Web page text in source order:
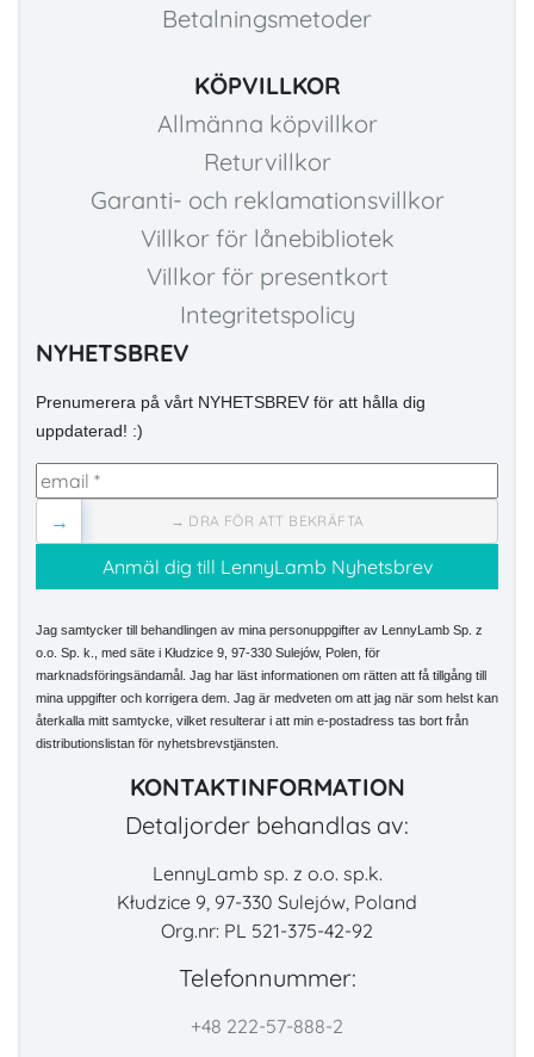
Betalningsmetoder
KÖPVILLKOR
Allmänna köpvillkor
Returvillkor
Garanti- och reklamationsvillkor
Villkor för lånebibliotek
Villkor för presentkort
Integritetspolicy
NYHETSBREV
Prenumerera på vårt NYHETSBREV för att hålla dig
uppdaterad! :)
→ DRA FÖR ATT BEKRÄFTA
→
Jag samtycker till behandlingen av mina personuppgifter av LennyLamb Sp. z
o.o. Sp. k., med säte i Kłudzice 9, 97-330 Sulejów, Polen, för
marknadsföringsändamål. Jag har läst informationen om rätten att få tillgång till
mina uppgifter och korrigera dem. Jag är medveten om att jag när som helst kan
återkalla mitt samtycke, vilket resulterar i att min e-postadress tas bort från
distributionslistan för nyhetsbrevstjänsten.
KONTAKTINFORMATION
Detaljorder behandlas av:
LennyLamb sp. z o.o. sp.k.
Kłudzice 9, 97-330 Sulejów, Poland
Org.nr: PL 521-375-42-92
Telefonnummer:
+48 222-57-888-2